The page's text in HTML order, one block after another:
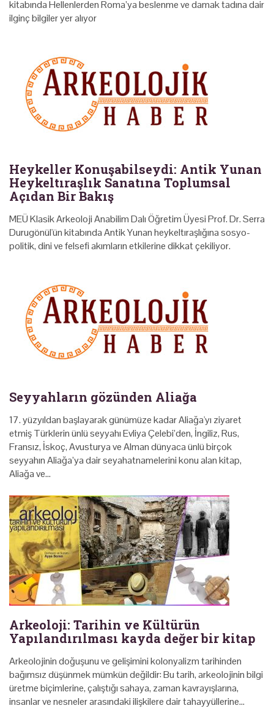
kitabında Hellenlerden Roma’ya beslenme ve damak tadına dair
ilginç bilgiler yer alıyor
Heykeller Konuşabilseydi: Antik Yunan
Heykeltıraşlık Sanatına Toplumsal
Açıdan Bir Bakış
MEÜ Klasik Arkeoloji Anabilim Dalı Öğretim Üyesi Prof. Dr. Serra
Durugönül'ün kitabında Antik Yunan heykeltıraşlığına sosyo-
politik, dini ve felsefi akımların etkilerine dikkat çekiliyor.
Seyyahların gözünden Aliağa
17. yüzyıldan başlayarak günümüze kadar Aliağa'yı ziyaret
etmiş Türklerin ünlü seyyahı Evliya Çelebi’den, İngiliz, Rus,
Fransız, İskoç, Avusturya ve Alman dünyaca ünlü birçok
seyyahın Aliağa’ya dair seyahatnamelerini konu alan kitap,
Aliağa ve…
Arkeoloji: Tarihin ve Kültürün
Yapılandırılması kayda değer bir kitap
Arkeolojinin doğuşunu ve gelişimini kolonyalizm tarihinden
bağımsız düşünmek mümkün değildir: Bu tarih, arkeolojinin bilgi
üretme biçimlerine, çalıştığı sahaya, zaman kavrayışlarına,
insanlar ve nesneler arasındaki ilişkilere dair tahayyüllerine…